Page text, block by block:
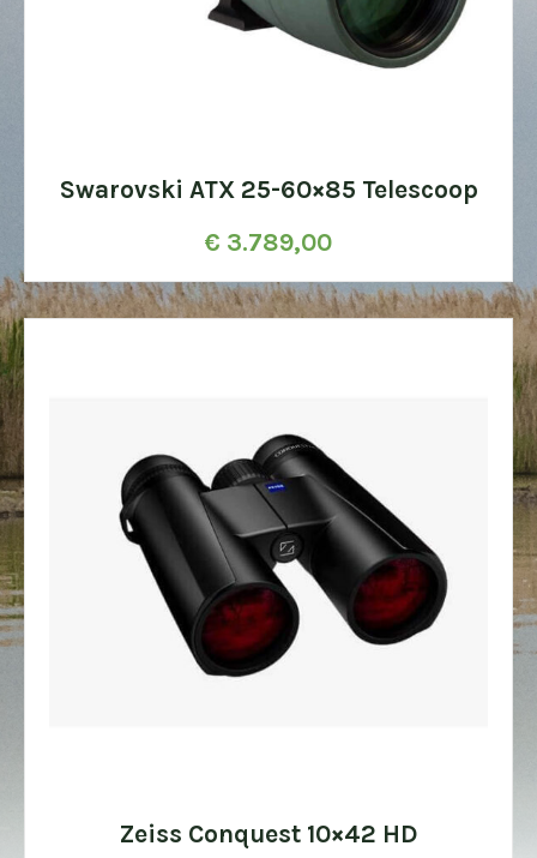
Swarovski ATX 25-60×85 Telescoop
€ 3.789,00
Zeiss Conquest 10×42 HD